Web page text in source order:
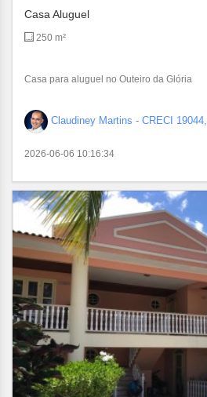
Casa Aluguel
250 m²
Casa para aluguel no Outeiro da Glória
Claudiney Martins - CRECI 19044,
2026-06-06 10:16:34